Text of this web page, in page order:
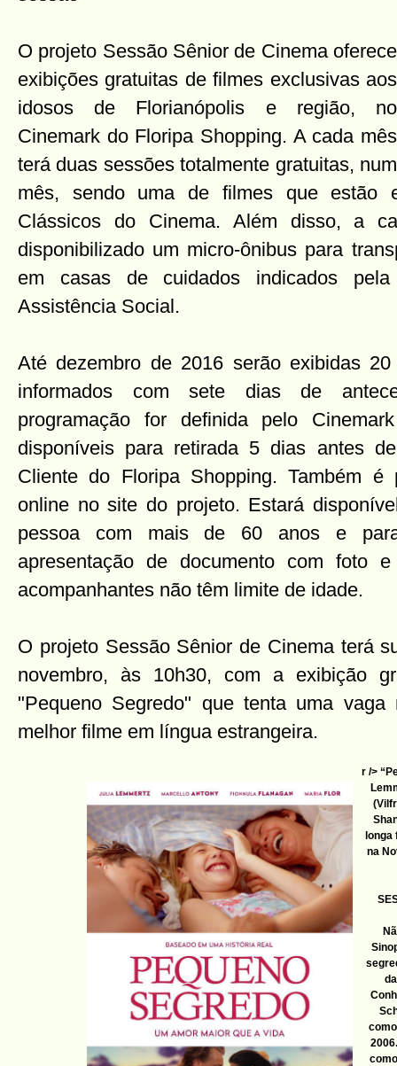
O projeto Sessão Sênior de Cinema oferece
exibições gratuitas de filmes exclusivas aos
idosos de Florianópolis e região, no
Cinemark do Floripa Shopping. A cada mês
terá duas sessões totalmente gratuitas,
mês, sendo uma de filmes que estão
Clássicos do Cinema. Além disso, a
disponibilizado um micro-ônibus para
em casas de cuidados indicados
Assistência Social.
Até dezembro de 2016 serão exibidas
informados com sete dias de
programação for definida pelo
disponíveis para retirada 5 dias antes
Cliente do Floripa Shopping. Também
online no site do projeto. Estará
pessoa com mais de 60 anos e
apresentação de documento com foto
acompanhantes não têm limite de idade.
O projeto Sessão Sênior de Cinema terá
novembro, às 10h30, com a exibição
"Pequeno Segredo" que tenta uma
melhor filme em língua estrangeira.
r />
na